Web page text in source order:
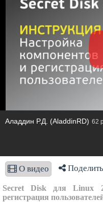
Аладдин Р.Д. (AladdinRD) 62
О видео
Secret Disk для Linux
регистрация